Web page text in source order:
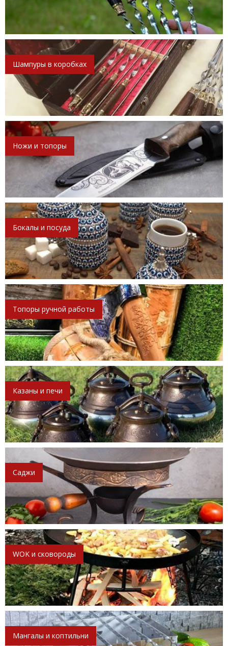
Шампуры в коробках
Ножи и топоры
Бокалы и посуда
Топоры ручной работы
Казаны и печи
Саджи
WOK и сковороды
Мангалы и коптильни